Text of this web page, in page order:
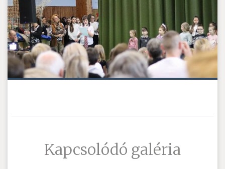
Kapcsolódó galéria